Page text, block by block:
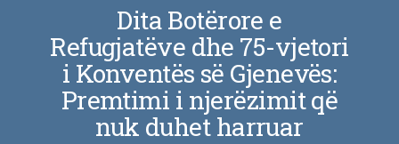
Dita Botërore e
Refugjatëve dhe 75-vjetori
i Konventës së Gjenevës:
Premtimi i njerëzimit që
nuk duhet harruar